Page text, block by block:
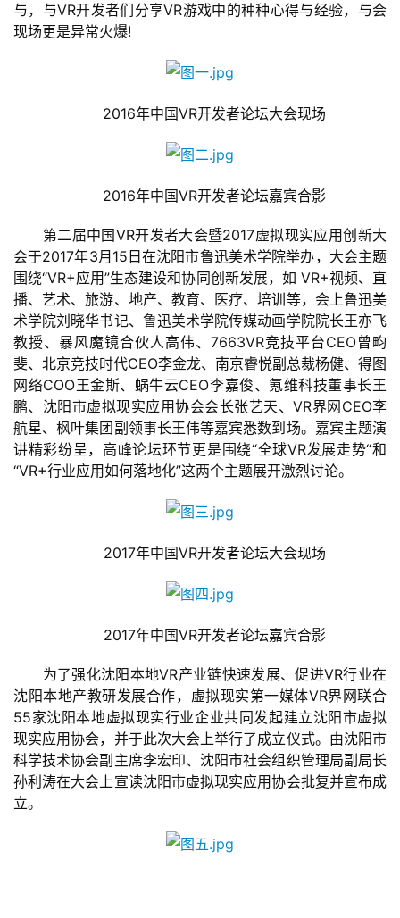
首
业
界
手
机
游
与，与VR开发者们分享VR游戏中的种种心得与经验，与会
现场更是异常火爆!
2016年中国VR开发者论坛大会现场
2016年中国VR开发者论坛嘉宾合影
第二届中国VR开发者大会暨2017虚拟现实应用创新大
会于2017年3月15日在沈阳市鲁迅美术学院举办，大会主题
围绕“VR+应用”生态建设和协同创新发展，如 VR+视频、直
播、艺术、旅游、地产、教育、医疗、培训等，会上鲁迅美
术学院刘晓华书记、鲁迅美术学院传媒动画学院院长王亦飞
教授、暴风魔镜合伙人高伟、7663VR竞技平台CEO曾畇
斐、北京竞技时代CEO李金龙、南京睿悦副总裁杨健、得图
网络COO王金斯、蜗牛云CEO李嘉俊、氪维科技董事长王
鹏、沈阳市虚拟现实应用协会会长张艺天、VR界网CEO李
航星、枫叶集团副领事长王伟等嘉宾悉数到场。嘉宾主题演
讲精彩纷呈，高峰论坛环节更是围绕“全球VR发展走势“和
“VR+行业应用如何落地化”这两个主题展开激烈讨论。
2017年中国VR开发者论坛大会现场
2017年中国VR开发者论坛嘉宾合影
为了强化沈阳本地VR产业链快速发展、促进VR行业在
沈阳本地产教研发展合作，虚拟现实第一媒体VR界网联合
55家沈阳本地虚拟现实行业企业共同发起建立沈阳市虚拟
现实应用协会，并于此次大会上举行了成立仪式。由沈阳市
科学技术协会副主席李宏印、沈阳市社会组织管理局副局长
孙利涛在大会上宣读沈阳市虚拟现实应用协会批复并宣布成
立。